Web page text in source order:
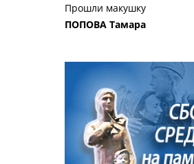
Прошли макушку
ПОПОВА Тамара